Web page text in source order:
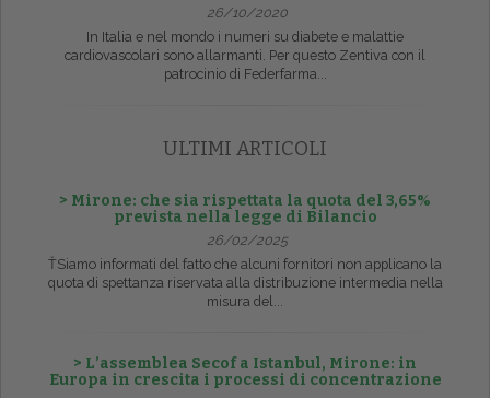
26/10/2020
In Italia e nel mondo i numeri su diabete e malattie
cardiovascolari sono allarmanti. Per questo Zentiva con il
patrocinio di Federfarma...
ULTIMI ARTICOLI
> Mirone: che sia rispettata la quota del 3,65%
prevista nella legge di Bilancio
26/02/2025
ŤSiamo informati del fatto che alcuni fornitori non applicano la
quota di spettanza riservata alla distribuzione intermedia nella
misura del...
> L’assemblea Secof a Istanbul, Mirone: in
Europa in crescita i processi di concentrazione